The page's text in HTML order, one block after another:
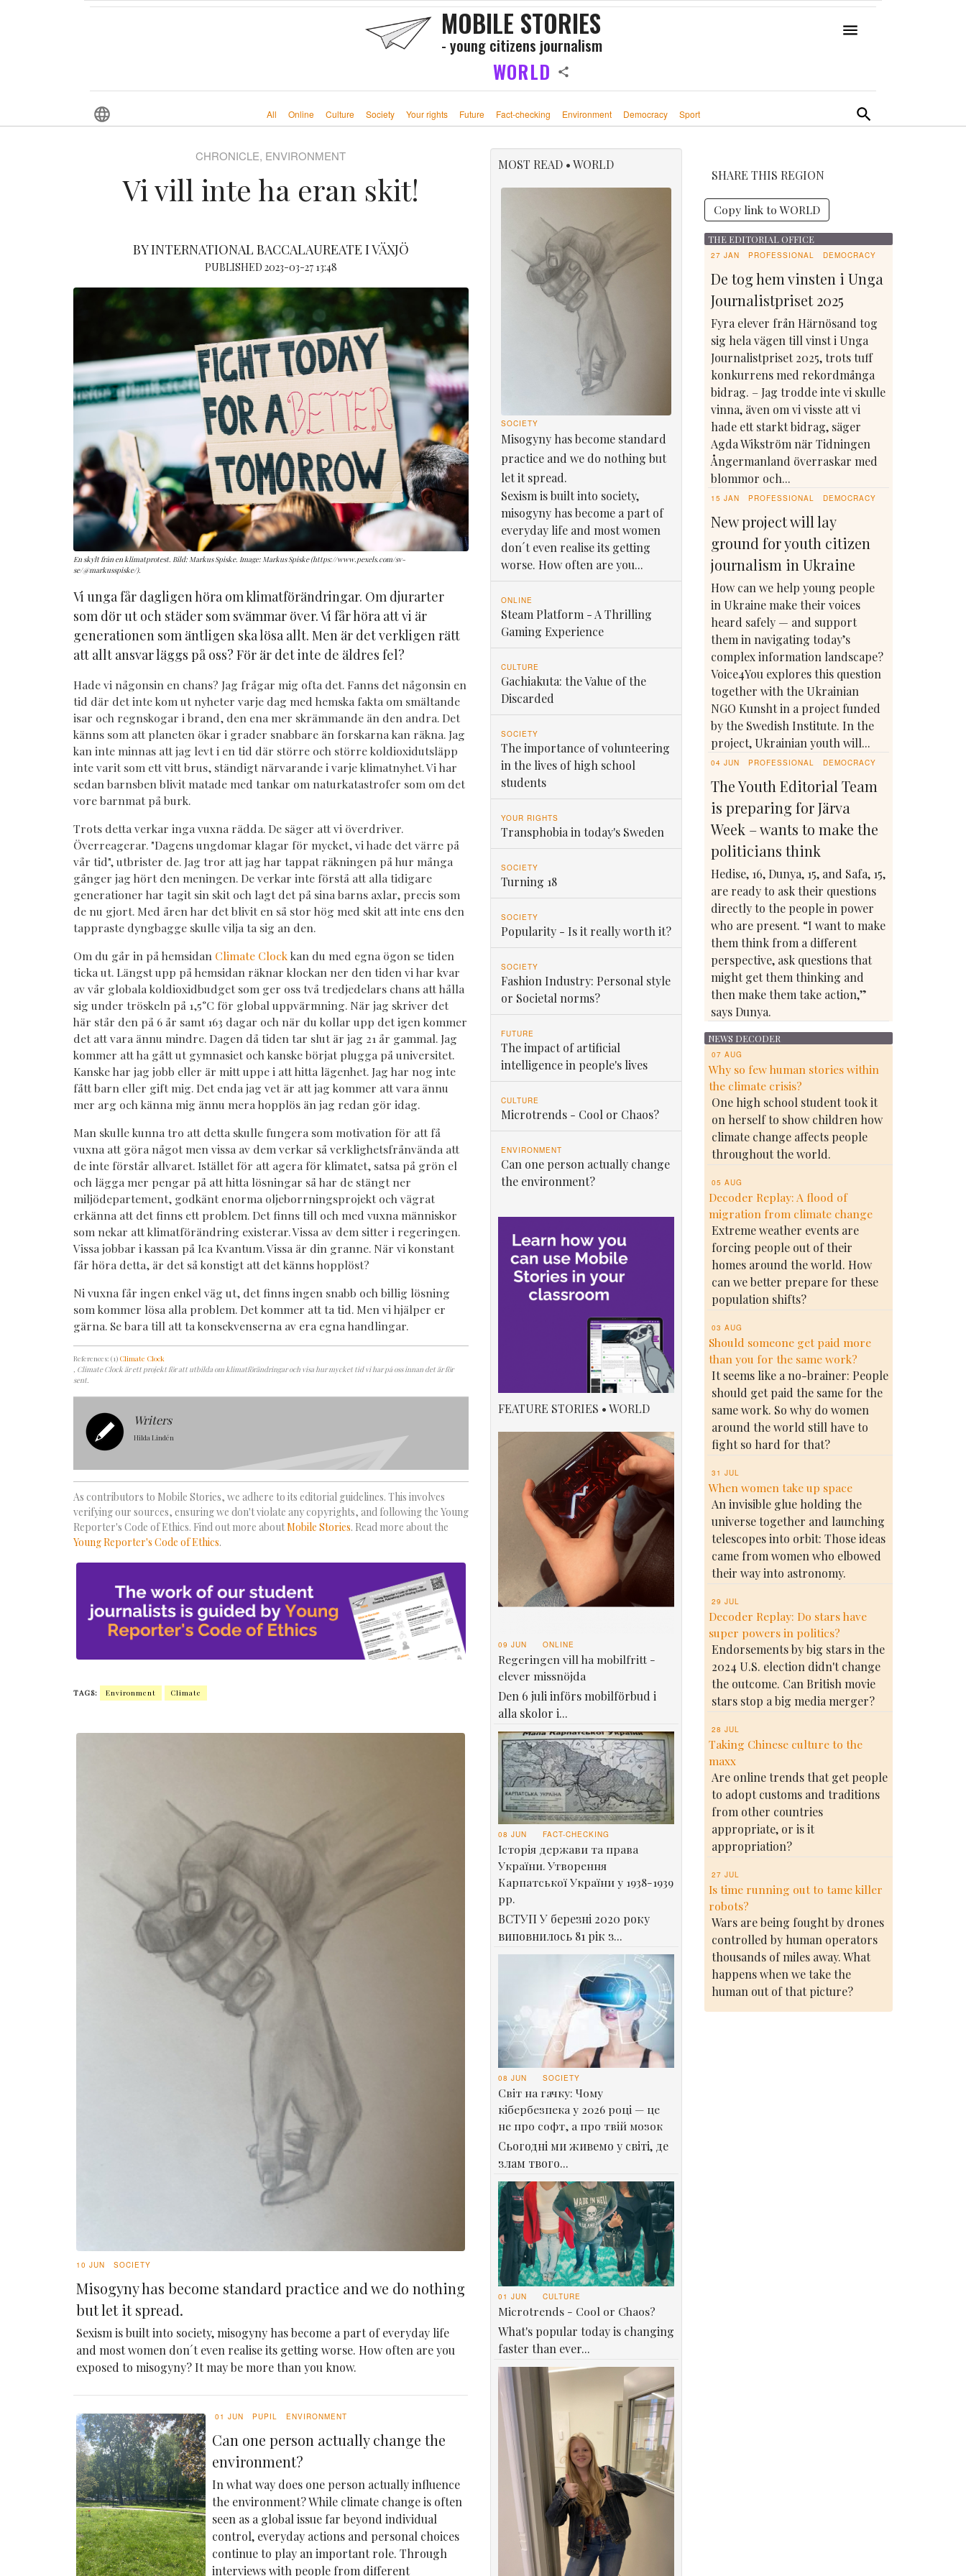
MOBILE STORIES
- young citizens journalism
WORLD
All Online Culture Society Your rights Future Fact-checking Environment Democracy Sport
CHRONICLE, ENVIRONMENT
Vi vill inte ha eran skit!
BY INTERNATIONAL BACCALAUREATE I VÄXJÖ
PUBLISHED 2023-03-27 13:48
En skylt från en klimatprotest. Bild: Markus Spiske. Image: Markus Spiske (https://www.pexels.com/sv-
se/@markusspiske/).
Vi unga får dagligen höra om klimatförändringar. Om djurarter
som dör ut och städer som svämmar över. Vi får höra att vi är
generationen som äntligen ska lösa allt. Men är det verkligen rätt
att allt ansvar läggs på oss? För är det inte de äldres fel?
Hade vi någonsin en chans? Jag frågar mig ofta det. Fanns det någonsin en
tid där det inte kom ut nyheter varje dag med hemska fakta om smältande
isar och regnskogar i brand, den ena mer skrämmande än den andra. Det
känns som att planeten ökar i grader snabbare än forskarna kan räkna. Jag
kan inte minnas att jag levt i en tid där större och större koldioxidutsläpp
inte varit som ett vitt brus, ständigt närvarande i varje klimatnyhet. Vi har
sedan barnsben blivit matade med tankar om naturkatastrofer som om det
vore barnmat på burk.
Trots detta verkar inga vuxna rädda. De säger att vi överdriver.
Överreagerar. "Dagens ungdomar klagar för mycket, vi hade det värre på
vår tid", utbrister de. Jag tror att jag har tappat räkningen på hur många
gånger jag hört den meningen. De verkar inte förstå att alla tidigare
generationer har tagit sin skit och lagt det på sina barns axlar, precis som
de nu gjort. Med åren har det blivit en så stor hög med skit att inte ens den
tappraste dyngbagge skulle vilja ta sig an den.
Om du går in på hemsidan Climate Clockkan du med egna ögon se tiden
ticka ut. Längst upp på hemsidan räknar klockan ner den tiden vi har kvar
av vår globala koldioxidbudget som ger oss två tredjedelars chans att hålla
sig under tröskeln på 1,5°C för global uppvärmning. När jag skriver det
här står den på 6 år samt 163 dagar och när du kollar upp det igen kommer
det att vara ännu mindre. Dagen då tiden tar slut är jag 21 år gammal. Jag
kommer att ha gått ut gymnasiet och kanske börjat plugga på universitet.
Kanske har jag jobb eller är mitt uppe i att hitta lägenhet. Jag har nog inte
fått barn eller gift mig. Det enda jag vet är att jag kommer att vara ännu
mer arg och känna mig ännu mera hopplös än jag redan gör idag.
Man skulle kunna tro att detta skulle fungera som motivation för att få
vuxna att göra något men vissa av dem verkar så verklighetsfrånvända att
de inte förstår allvaret. Istället för att agera för klimatet, satsa på grön el
och lägga mer pengar på att hitta lösningar så har de stängt ner
miljödepartement, godkänt enorma oljeborrningsprojekt och vägrat
erkänna att det finns ett problem. Det finns till och med vuxna människor
som nekar att klimatförändring existerar. Vissa av dem sitter i regeringen.
Vissa jobbar i kassan på Ica Kvantum. Vissa är din granne. När vi konstant
får höra detta, är det så konstigt att det känns hopplöst?
Ni vuxna får ingen enkel väg ut, det finns ingen snabb och billig lösning
som kommer lösa alla problem. Det kommer att ta tid. Men vi hjälper er
gärna. Se bara till att ta konsekvenserna av era egna handlingar.
References: (1) Climate Clock
, Climate Clock är ett projekt för att utbilda om klimatförändringar och visa hur mycket tid vi har på oss innan det är för
sent.
Writers
Hilda Lindén
As contributors to Mobile Stories, we adhere to its editorial guidelines. This involves
verifying our sources, ensuring we don't violate any copyrights, and following the Young
Reporter's Code of Ethics. Find out more aboutMobile Stories. Read more about the
Young Reporter's Code of Ethics.
TAGS: Environment Climate
10 JUN SOCIETY
Misogyny has become standard practice and we do nothing
but let it spread.
Sexism is built into society, misogyny has become a part of everyday life
and most women don´t even realise its getting worse. How often are you
exposed to misogyny? It may be more than you know.
01 JUN PUPIL ENVIRONMENT
Can one person actually change the
environment?
In what way does one person actually influence
the environment? While climate change is often
seen as a global issue far beyond individual
control, everyday actions and personal choices
continue to play an important role. Through
interviews with people from different
MOST READ • WORLD
SOCIETY
Misogyny has become standard
practice and we do nothing but
let it spread.
Sexism is built into society,
misogyny has become a part of
everyday life and most women
don´t even realise its getting
worse. How often are you...
ONLINE
Steam Platform - A Thrilling
Gaming Experience
CULTURE
Gachiakuta: the Value of the
Discarded
SOCIETY
The importance of volunteering
in the lives of high school
students
YOUR RIGHTS
Transphobia in today's Sweden
SOCIETY
Turning 18
SOCIETY
Popularity - Is it really worth it?
SOCIETY
Fashion Industry: Personal style
or Societal norms?
FUTURE
The impact of artificial
intelligence in people's lives
CULTURE
Microtrends - Cool or Chaos?
ENVIRONMENT
Can one person actually change
the environment?
FEATURE STORIES • WORLD
09 JUN ONLINE
Regeringen vill ha mobilfritt -
elever missnöjda
Den 6 juli införs mobilförbud i
alla skolor i...
08 JUN FACT-CHECKING
Історія держави та права
України. Утворення
Карпатської України у 1938-1939
рр.
ВСТУП У березні 2020 року
виповнилось 81 рік з...
08 JUN SOCIETY
Світ на гачку: Чому
кібербезпека у 2026 році — це
не про софт, а про твій мозок
Сьогодні ми живемо у світі, де
злам твого...
01 JUN CULTURE
Microtrends - Cool or Chaos?
What's popular today is changing
faster than ever...
SHARE THIS REGION
Copy link to WORLD
THE EDITORIAL OFFICE
27 JAN PROFESSIONAL DEMOCRACY
De tog hem vinsten i Unga
Journalistpriset 2025
Fyra elever från Härnösand tog
sig hela vägen till vinst i Unga
Journalistpriset 2025, trots tuff
konkurrens med rekordmånga
bidrag. – Jag trodde inte vi skulle
vinna, även om vi visste att vi
hade ett starkt bidrag, säger
Agda Wikström när Tidningen
Ångermanland överraskar med
blommor och...
15 JAN PROFESSIONAL DEMOCRACY
New project will lay
ground for youth citizen
journalism in Ukraine
How can we help young people
in Ukraine make their voices
heard safely — and support
them in navigating today’s
complex information landscape?
Voice4You explores this question
together with the Ukrainian
NGO Kunsht in a project funded
by the Swedish Institute. In the
project, Ukrainian youth will...
04 JUN PROFESSIONAL DEMOCRACY
The Youth Editorial Team
is preparing for Järva
Week – wants to make the
politicians think
Hedise, 16, Dunya, 15, and Safa, 15,
are ready to ask their questions
directly to the people in power
who are present. “I want to make
them think from a different
perspective, ask questions that
might get them thinking and
then make them take action,”
says Dunya.
NEWS DECODER
07 AUG
Why so few human stories within
the climate crisis?
One high school student took it
on herself to show children how
climate change affects people
throughout the world.
05 AUG
Decoder Replay: A flood of
migration from climate change
Extreme weather events are
forcing people out of their
homes around the world. How
can we better prepare for these
population shifts?
03 AUG
Should someone get paid more
than you for the same work?
It seems like a no-brainer: People
should get paid the same for the
same work. So why do women
around the world still have to
fight so hard for that?
31 JUL
When women take up space
An invisible glue holding the
universe together and launching
telescopes into orbit: Those ideas
came from women who elbowed
their way into astronomy.
29 JUL
Decoder Replay: Do stars have
super powers in politics?
Endorsements by big stars in the
2024 U.S. election didn't change
the outcome. Can British movie
stars stop a big media merger?
28 JUL
Taking Chinese culture to the
maxx
Are online trends that get people
to adopt customs and traditions
from other countries
appropriate, or is it
appropriation?
27 JUL
Is time running out to tame killer
robots?
Wars are being fought by drones
controlled by human operators
thousands of miles away. What
happens when we take the
human out of that picture?